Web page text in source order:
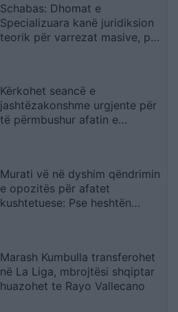
Schabas: Dhomat e
Specializuara kanë juridiksion
teorik për varrezat masive, por
Kërkohet seancë e
jashtëzakonshme urgjente për
të përmbushur afatin e
Murati vë në dyshim qëndrimin
e opozitës për afatet
kushtetuese: Pse heshtën
Marash Kumbulla transferohet
në La Liga, mbrojtësi shqiptar
huazohet te Rayo Vallecano